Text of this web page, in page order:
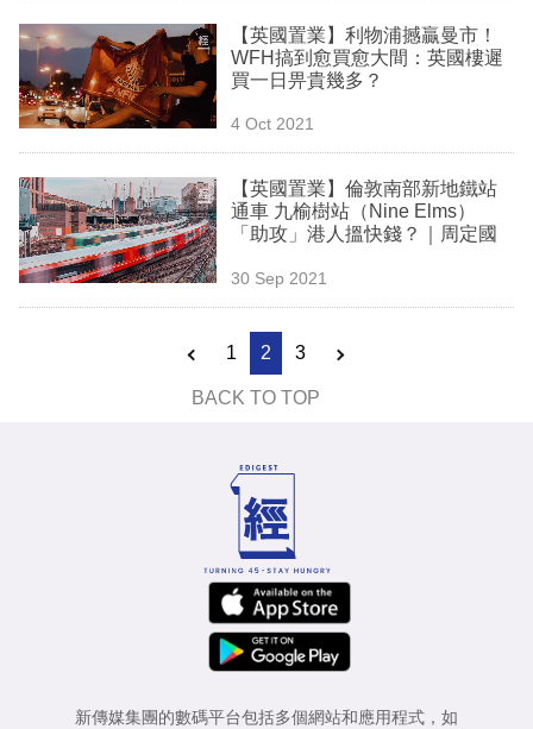
【英國置業】利物浦撼贏曼市！
WFH搞到愈買愈大間：英國樓遲
買一日畀貴幾多？
4 Oct 2021
【英國置業】倫敦南部新地鐵站
通車 九榆樹站（Nine Elms）
「助攻」港人搵快錢？｜周定國
30 Sep 2021
1 2 3
BACK TO TOP
新傳媒集團的數碼平台包括多個網站和應用程式，如